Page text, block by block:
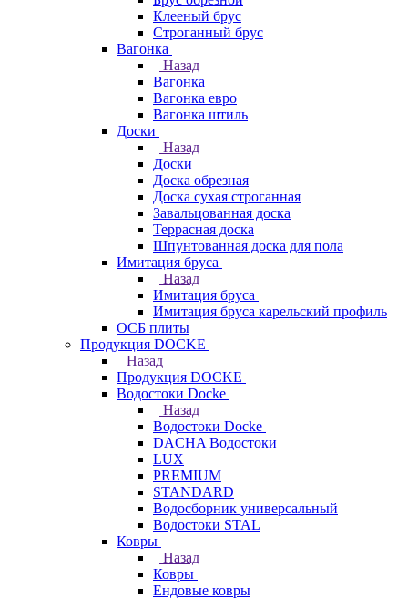
Клееный брус
Строганный брус
Вагонка
Назад
Вагонка
Вагонка евро
Вагонка штиль
Доски
Назад
Доски
Доска обрезная
Доска сухая строганная
Завальцованная доска
Террасная доска
Шпунтованная доска для пола
Имитация бруса
Назад
Имитация бруса
Имитация бруса карельский профиль
ОСБ плиты
Продукция DOCKE
Назад
Продукция DOCKE
Водостоки Docke
Назад
Водостоки Docke
DACHA Водостоки
LUX
PREMIUM
STANDARD
Водосборник универсальный
Водостоки STAL
Ковры
Назад
Ковры
Ендовые ковры